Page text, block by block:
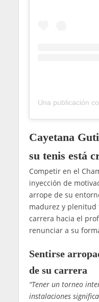
Cayetana
su tenis está
Competir en el
inyección de
arrope de su
madurez y plenitud
carrera hacia el
renunciar a su
Sentirse
de su carrera
“Tener un torneo
instalaciones